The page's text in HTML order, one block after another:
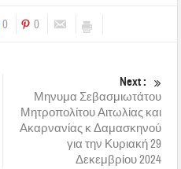
0 0
Next :
Μηνυμα Σεβασμιωτάτου
Μητροπολίτου Αιτωλίας και
Ακαρνανίας κ Δαμασκηνού
για την Κυριακή 29
Δεκεμβρίου 2024